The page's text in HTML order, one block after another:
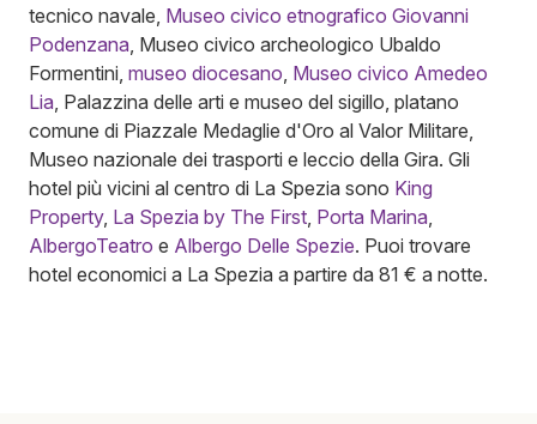
tecnico navale, Museo civico etnografico Giovanni
Podenzana , Museo civico archeologico Ubaldo
Formentini, museo diocesano Museo civico Amedeo
Lia , Palazzina delle arti e museo del sigillo, platano
comune di Piazzale Medaglie d'Oro al Valor Militare,
Museo nazionale dei trasporti e leccio della Gira. Gli
hotel più vicini al centro di La Spezia sono King
Property, La Spezia by The First Porta Marina
AlbergoTeatro e Albergo Delle Spezie. Puoi trovare
hotel economici a La Spezia a partire da 81 € a notte.